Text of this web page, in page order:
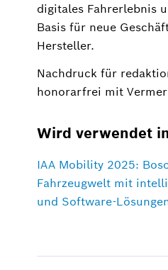
digitales Fahrerlebnis
Basis für neue
Hersteller.
Nachdruck für
honorarfrei mit
Wird verwendet
IAA Mobility 2025:
Fahrzeugwelt mit
und Software-